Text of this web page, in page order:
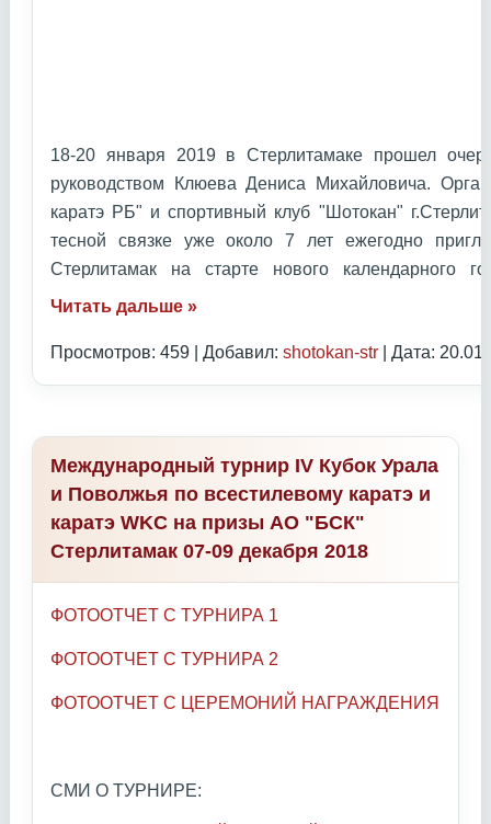
18-20 января 2019 в Стерлитамаке прошел
руководством Клюева Дениса Михайловича.
каратэ РБ" и спортивный клуб "Шотокан"
тесной связке уже около 7 лет ежегодно
Стерлитамак на старте нового
Читать дальше »
Просмотров: 459 | Добавил: shotokan-str | Дата:
Международный турнир IV Кубок Урала
и Поволжья по всестилевому каратэ и
каратэ WKC на призы АО "БСК"
Стерлитамак 07-09 декабря 2018
ФОТООТЧЕТ С ТУРНИРА 1
ФОТООТЧЕТ С ТУРНИРА 2
ФОТООТЧЕТ С ЦЕРЕМОНИЙ НАГРАЖДЕНИЯ
СМИ О ТУРНИРЕ: